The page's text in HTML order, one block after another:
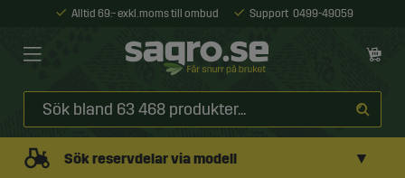
Alltid 69:- exkl. moms till ombud Support 0499-49059
Sök reservdelar via modell ▼